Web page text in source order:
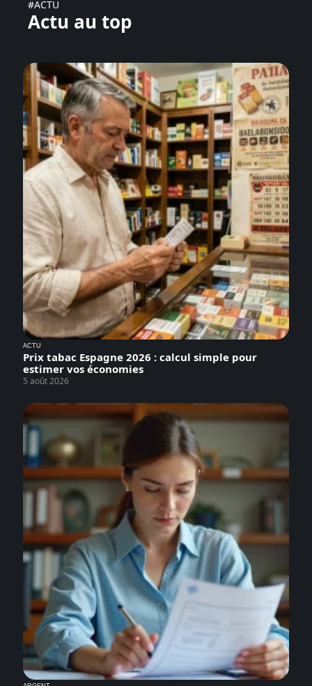
#ACTU
Actu au top
ACTU
Prix tabac Espagne 2026 : calcul simple pour
estimer vos économies
5 août 2026